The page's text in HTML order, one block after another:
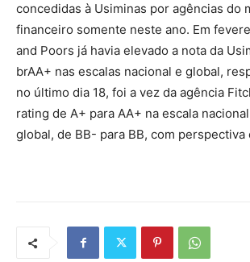
concedidas à Usiminas por agências do
financeiro somente neste ano. Em
and Poors já havia elevado a nota da
brAA+ nas escalas nacional e global,
no último dia 18, foi a vez da agência
rating de A+ para AA+ na escala
global, de BB- para BB, com perspectiva